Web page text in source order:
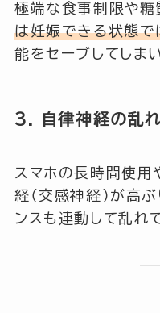
極端な食事制限や糖
は妊娠できる状態で
能をセーブしてしまい
3. 自律神経の乱れ
スマホの長時間使用
経（交感神経）が高
ンスも連動して乱れ